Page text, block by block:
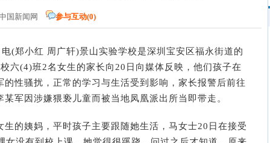
国新闻网 参与互动(0)
(郑小红 周广轩)景山实验学校是深圳宝安区福永街道的
六(4)班2名女生的家长向20日向媒体反映，他们孩子在
的性骚扰，正常的学习与生活受到影响，家长报警后前往
军因涉嫌猥亵儿童而被当地凤凰派出所当即带走。
的姨妈，平时孩子主要跟随她生活，马女士20日在接受